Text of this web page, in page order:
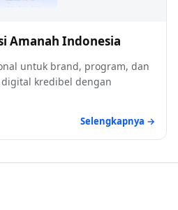
Amanah Indonesia
untuk brand, program, dan
kredibel dengan
Selengkapnya →